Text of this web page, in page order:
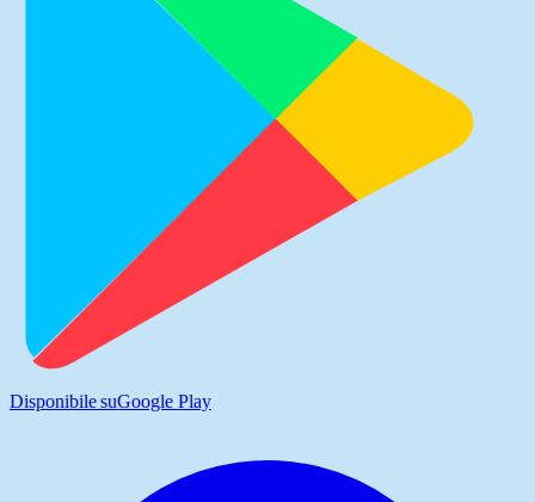
Disponibile suGoogle Play